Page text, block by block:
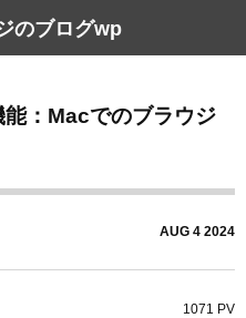
のブログwp
：Macでのブラウジ
AUG 4 2024
1071 PV